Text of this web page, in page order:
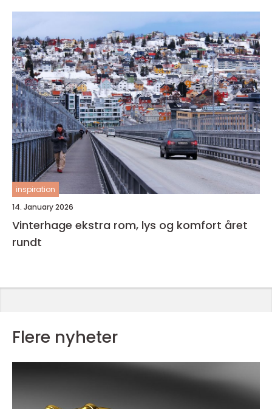
inspiration
14. January 2026
Vinterhage ekstra rom, lys og komfort året
rundt
Flere nyheter